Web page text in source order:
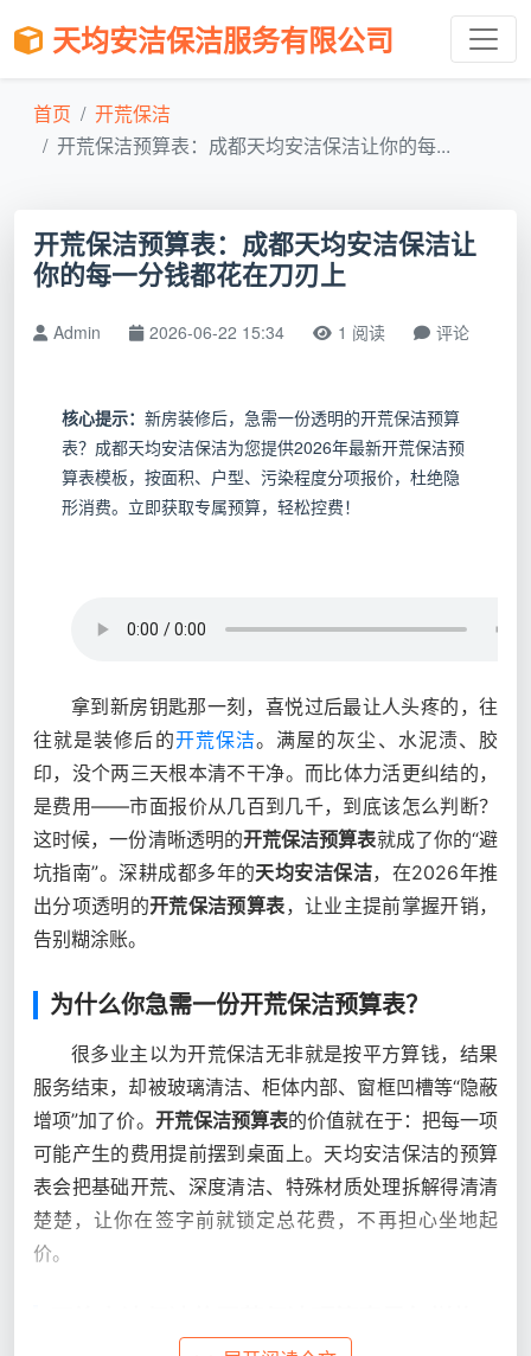
天均安洁保洁服务有限公司
首页
开荒保洁
开荒保洁预算表：成都天均安洁保洁让你的每...
开荒保洁预算表：成都天均安洁保洁让
你的每一分钱都花在刀刃上
Admin 2026-06-22 15:34 1 阅读 评论
核心提示： 新房装修后，急需一份透明的开荒保洁预算
表？成都天均安洁保洁为您提供2026年最新开荒保洁预
算表模板，按面积、户型、污染程度分项报价，杜绝隐
形消费。立即获取专属预算，轻松控费！
拿到新房钥匙那一刻，喜悦过后最让人头疼的，往
往就是装修后的开荒保洁。满屋的灰尘、水泥渍、胶
印，没个两三天根本清不干净。而比体力活更纠结的，
是费用——市面报价从几百到几千，到底该怎么判断？
这时候，一份清晰透明的开荒保洁预算表就成了你的“避
坑指南”。深耕成都多年的天均安洁保洁，在2026年推
出分项透明的开荒保洁预算表，让业主提前掌握开销，
告别糊涂账。
为什么你急需一份开荒保洁预算表？
很多业主以为开荒保洁无非就是按平方算钱，结果
服务结束，却被玻璃清洁、柜体内部、窗框凹槽等“隐蔽
增项”加了价。 开荒保洁预算表的价值就在于：把每一项
可能产生的费用提前摆到桌面上。天均安洁保洁的预算
表会把基础开荒、深度清洁、特殊材质处理拆解得清清
楚楚，让你在签字前就锁定总花费，不再担心坐地起
价。